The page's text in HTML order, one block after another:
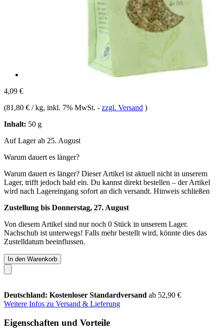
4,09 €
(81,80 € / kg, inkl. 7% MwSt. - zzgl. Versand )
Inhalt: 50 g
Auf Lager ab 25. August
Warum dauert es länger?
Warum dauert es länger? Dieser Artikel ist aktuell nicht in unserem
Lager, trifft jedoch bald ein. Du kannst direkt bestellen – der Artikel
wird nach Lagereingang sofort an dich versandt. Hinweis schließen
Zustellung bis Donnerstag, 27. August
Von diesem Artikel sind nur noch 0 Stück in unserem Lager.
Nachschub ist unterwegs! Falls mehr bestellt wird, könnte dies das
Zustelldatum beeinflussen.
In den Warenkorb
Deutschland: Kostenloser Standardversand ab 52,90 €
Weitere Infos zu Versand & Lieferung
Eigenschaften und Vorteile